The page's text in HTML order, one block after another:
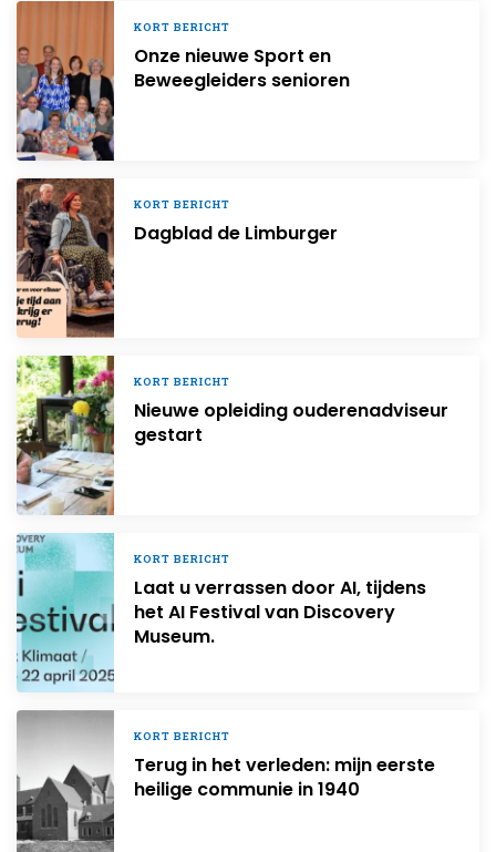
KORT BERICHT
Onze nieuwe Sport en
Beweegleiders senioren
KORT BERICHT
Dagblad de Limburger
KORT BERICHT
Nieuwe opleiding ouderenadviseur
gestart
KORT BERICHT
Laat u verrassen door AI, tijdens
het AI Festival van Discovery
Museum.
KORT BERICHT
Terug in het verleden: mijn eerste
heilige communie in 1940